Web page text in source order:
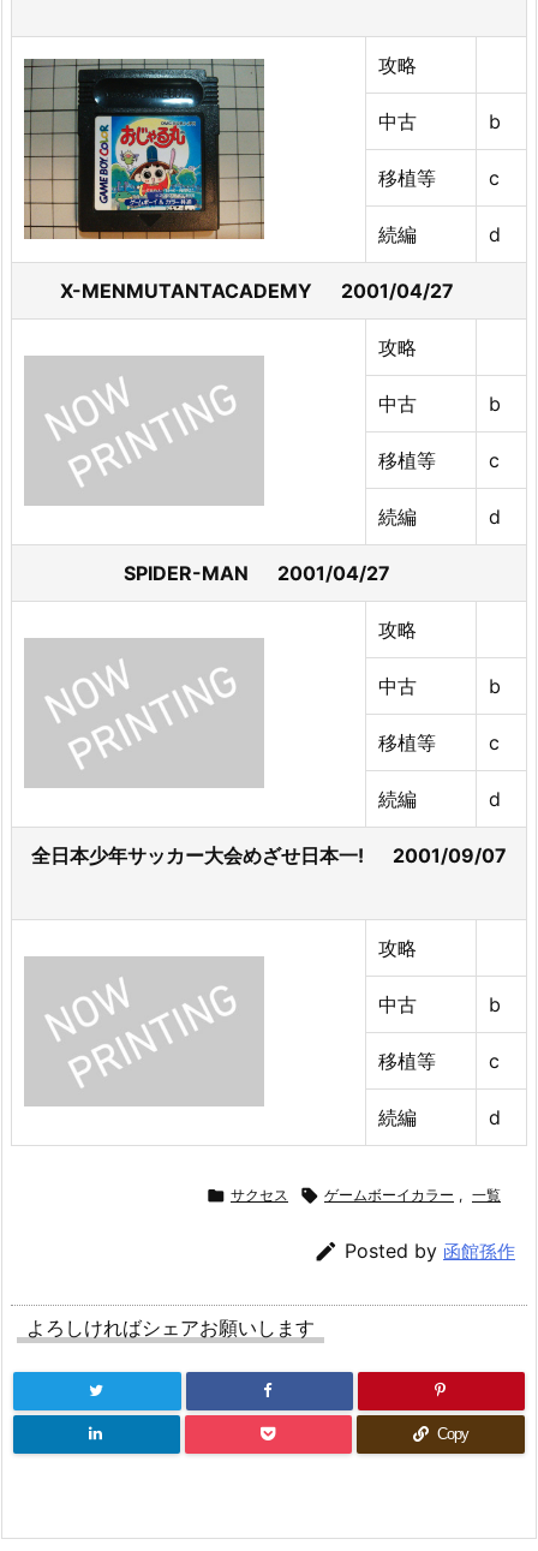
攻略
中古 b
移植等 c
続編 d
X-MENMUTANTACADEMY 2001/04/27
攻略
中古 b
移植等 c
続編 d
SPIDER-MAN 2001/04/27
攻略
中古 b
移植等 c
続編 d
全日本少年サッカー大会めざせ日本一! 2001/09/07
攻略
中古 b
移植等 c
続編 d
 サクセス  ゲームボーイカラー , 一覧
 Posted by 函館孫作
よろしければシェアお願いします
Copy